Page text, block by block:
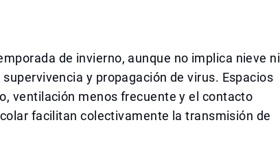
de invierno, aunque no implica nieve ni
y propagación de virus. Espacios
ventilación menos frecuente y el contacto
facilitan colectivamente la transmisión de